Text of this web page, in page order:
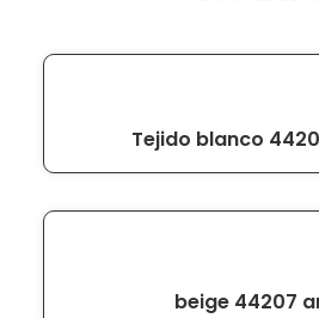
Tejido blanco
beige 44207